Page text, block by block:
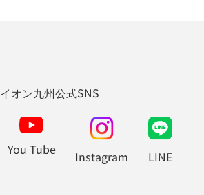
イオン九州公式SNS
You Tube Instagram LINE